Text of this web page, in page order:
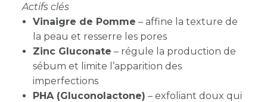
Actifs clés
Vinaigre de Pomme – affine la texture de
la peau et resserre les pores
Zinc Gluconate – régule la production de
sébum et limite l’apparition des
imperfections
PHA (Gluconolactone) – exfoliant doux qui